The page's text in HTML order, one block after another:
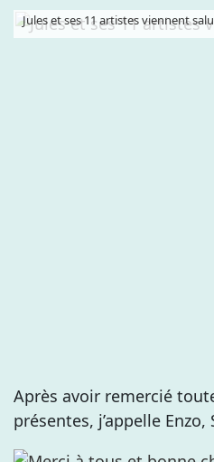
Jules et ses 11 artistes viennent
Après avoir remercié
présentes, j’appelle